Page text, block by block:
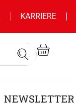
KARRIERE
NEWSLETTER